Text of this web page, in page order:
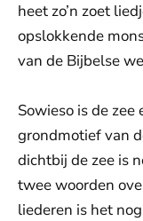
heet zo’n zoet
opslokkende
van de Bijbelse
Sowieso is de
grondmotief van
dichtbij de zee is
twee woorden
liederen is het